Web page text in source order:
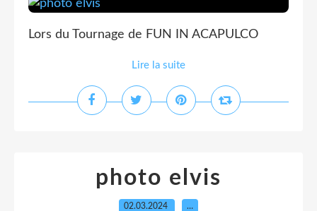
Lors du Tournage de FUN IN ACAPULCO
Lire la suite
photo elvis
02.03.2024 …